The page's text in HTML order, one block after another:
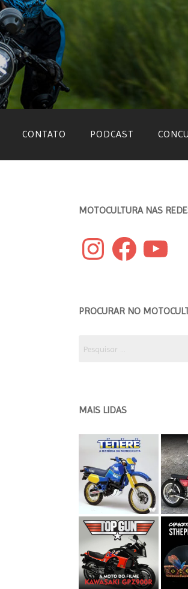
CONTATO PODCAST
MOTOCULTURA NAS
InstagramFacebookYouTube
PROCURAR NO
por:
MAIS LIDAS